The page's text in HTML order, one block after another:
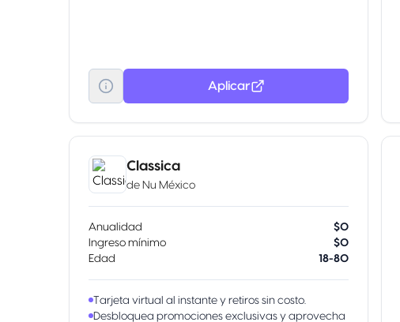
Aplicar
Classica
de Nu México
Anualidad
$0
Ingreso mínimo
$0
Edad
18-80
Tarjeta virtual al instante y retiros sin costo.
Desbloquea promociones exclusivas y aprovecha